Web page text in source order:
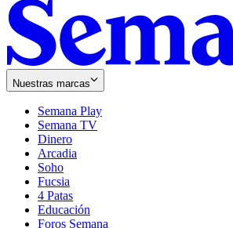
Nuestras marcas
Semana Play
Semana TV
Dinero
Arcadia
Soho
in
new
window
Fucsia
in
new
window
4 Patas
Educación
Foros Semana